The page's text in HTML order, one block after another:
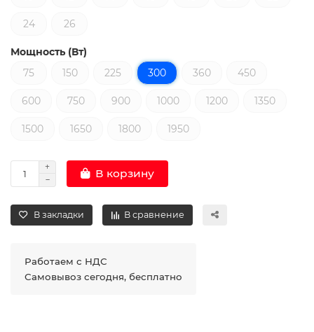
24 26
Мощность (Вт)
75
150 225 300 360 450
600 750 900 1000 1200 1350
1500 1650 1800 1950
В корзину
В закладки В сравнение
Работаем с НДС
Самовывоз сегодня, бесплатно